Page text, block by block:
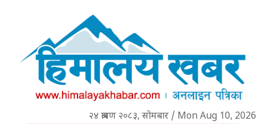
२४ श्रावण २०८३, सोमबार / Mon Aug 10, 2026